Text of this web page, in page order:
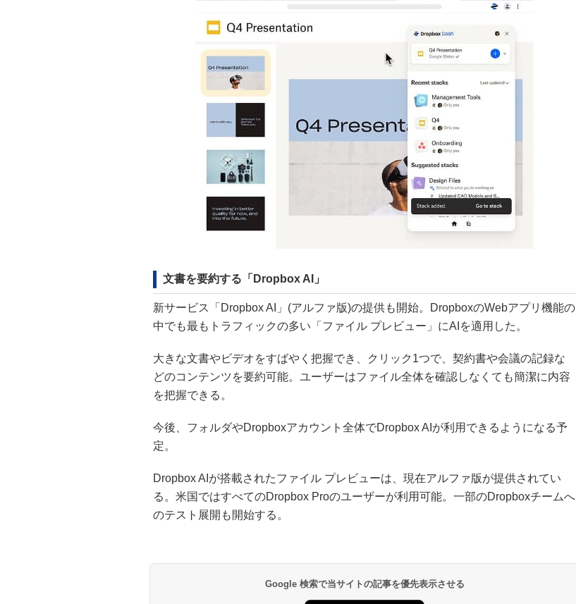
文書を要約する「Dropbox AI」
新サービス「Dropbox AI」(アルファ版)の提供も開始。DropboxのWebアプリ機能の
中でも最もトラフィックの多い「ファイル プレビュー」にAIを適用した。
大きな文書やビデオをすばやく把握でき、クリック1つで、契約書や会議の記録な
どのコンテンツを要約可能。ユーザーはファイル全体を確認しなくても簡潔に内容
を把握できる。
今後、フォルダやDropboxアカウント全体でDropbox AIが利用できるようになる予
定。
Dropbox AIが搭載されたファイル プレビューは、現在アルファ版が提供されてい
る。米国ではすべてのDropbox Proのユーザーが利用可能。一部のDropboxチームへ
のテスト展開も開始する。
Google 検索で当サイトの記事を優先表示させる